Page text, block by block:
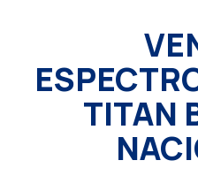
TITAN